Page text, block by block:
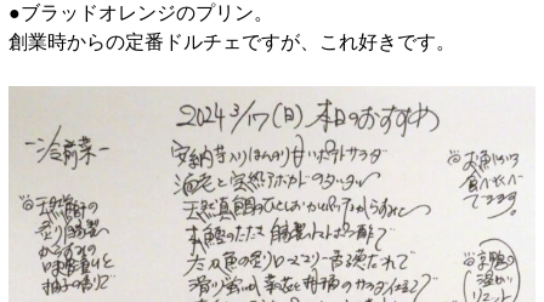
●ブラッドオレンジのプリン。
創業時からの定番ドルチェですが、これ好きです。